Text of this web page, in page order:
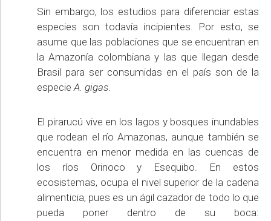
Sin embargo, los estudios para diferenciar estas
especies son todavía incipientes. Por esto, se
asume que las poblaciones que se encuentran en
la Amazonía colombiana y las que llegan desde
Brasil para ser consumidas en el país son de la
especieA. gigas.
El pirarucú vive en los lagos y bosques inundables
que rodean el río Amazonas, aunque también se
encuentra en menor medida en las cuencas de
los ríos Orinoco y Esequibo. En estos
ecosistemas, ocupa el nivel superior de la cadena
alimenticia, pues es un ágil cazador de todo lo que
pueda poner dentro de su boca: